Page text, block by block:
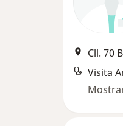
Cll. 70
Visita